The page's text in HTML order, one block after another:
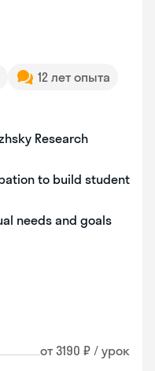
12 лет опыта
Research
to build student
needs and goals
от 3190 ₽ / урок